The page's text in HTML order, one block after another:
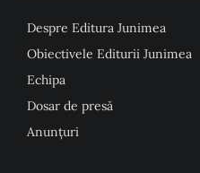
Despre Editura Junimea
Obiectivele Editurii Junimea
Echipa
Dosar de presă
Anunţuri